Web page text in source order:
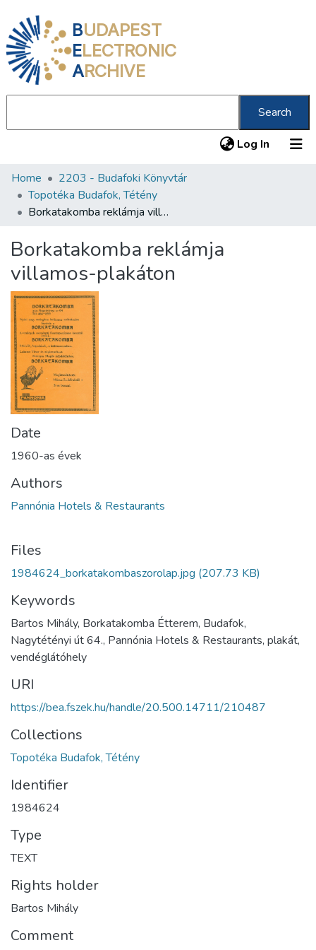
BUDAPEST
ELECTRONIC
ARCHIVE
Search
Log In (current)
Communities & Collections
All of DSpace
About us
Home
2203 - Budafoki Könyvtár
Topotéka Budafok, Tétény
Borkatakomba reklámja villamos-plakáton
Borkatakomba reklámja
villamos-plakáton
Date
1960-as évek
Authors
Pannónia Hotels & Restaurants
Files
1984624_borkatakombaszorolap.jpg (207.73 KB)
Keywords
Bartos Mihály, Borkatakomba Étterem, Budafok,
Nagytétényi út 64., Pannónia Hotels & Restaurants, plakát,
vendéglátóhely
URI
https://bea.fszek.hu/handle/20.500.14711/210487
Collections
Topotéka Budafok, Tétény
Identifier
1984624
Type
TEXT
Rights holder
Bartos Mihály
Comment